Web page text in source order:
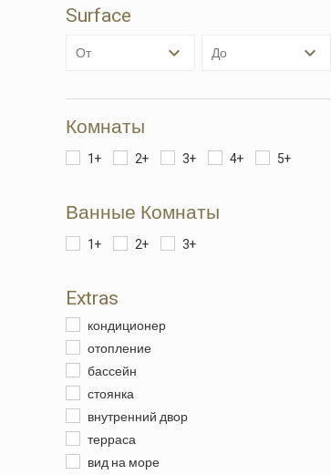
Surface
от до
Комнаты
1+ 2+ 3+ 4+ 5+
Ванные Комнаты
1+ 2+ 3+
Extras
кондиционер
отопление
бассейн
стоянка
внутренний двор
терраса
вид на море